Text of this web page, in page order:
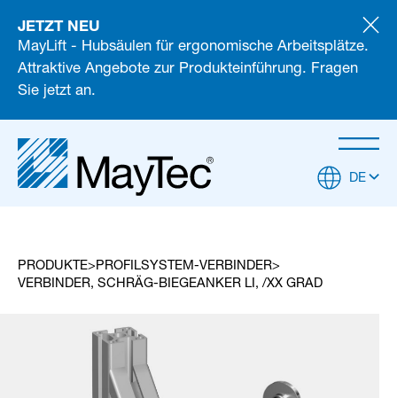
JETZT NEU
MayLift - Hubsäulen für ergonomische Arbeitsplätze.
Attraktive Angebote zur Produkteinführung. Fragen
Sie jetzt an.
DE
PRODUKTE
PROFILSYSTEM-VERBINDER
VERBINDER, SCHRÄG-BIEGEANKER LI, /XX GRAD